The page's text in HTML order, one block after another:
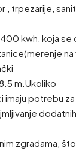
, trpezarije,
kwh, koja se
na
m.Ukoliko
imaju potrebu
zgradama,